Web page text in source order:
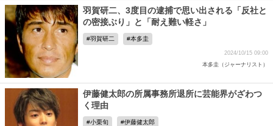
羽賀研二、3度目の逮捕で思い出される「反社と
の密接ぶり」と「耐え難い軽さ」
羽賀研二 本多圭
2024/10/15 09:00
本多圭（ジャーナリスト）
伊藤健太郎の所属事務所退所に芸能界がざわつ
く理由
小栗旬 伊藤健太郎